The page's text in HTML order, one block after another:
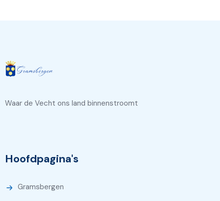
Waar de Vecht ons land binnenstroomt
Hoofdpagina's
Gramsbergen